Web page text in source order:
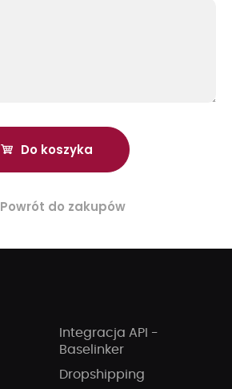
Powrót do zakupów
Integracja API -
Baselinker
Dropshipping